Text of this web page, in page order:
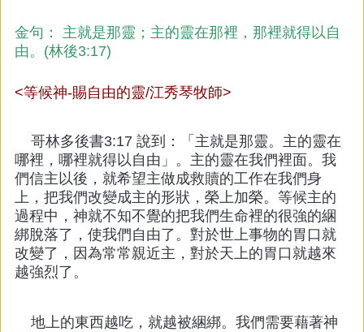
金句： 主就是那靈；主的靈在那裡，那裡就得以自
由。(林後3:17)
<等候神-賜自由的靈/江秀琴牧師>
哥林多後書3:17 說到：「主就是那靈。主的靈在
哪裡，哪裡就得以自由」。主的靈在我們裡面。我
們信主以後，就希望主做成救贖的工作在我們身
上，把我們改變成主的形狀，榮上加榮。等候主的
過程中，神就不知不覺的把我們生命裡的很強的綑
綁脫落了，使我們自由了。對於世上事物的胃口就
改變了，因為常常親近主，對於天上的胃口就越來
越強烈了。
地上的東西越吃，就越被綑綁。我們需要藉著神